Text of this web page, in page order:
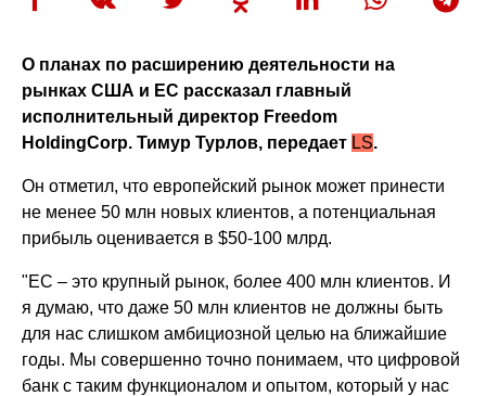
О планах по расширению деятельности на
рынках США и ЕС рассказал главный
исполнительный директор Freedom
HoldingCorp. Тимур Турлов, передает LS.
Он отметил, что европейский рынок может принести
не менее 50 млн новых клиентов, а потенциальная
прибыль оценивается в $50-100 млрд.
"ЕС – это крупный рынок, более 400 млн клиентов. И
я думаю, что даже 50 млн клиентов не должны быть
для нас слишком амбициозной целью на ближайшие
годы. Мы совершенно точно понимаем, что цифровой
банк с таким функционалом и опытом, который у нас